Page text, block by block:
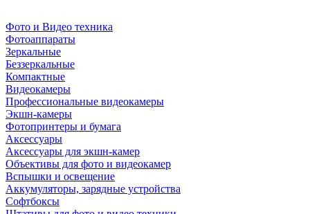
Фото и Видео техника
Фотоаппараты
Зеркальные
Беззеркальные
Компактные
Видеокамеры
Профессиональные видеокамеры
Экшн-камеры
Фотопринтеры и бумага
Аксессуары
Аксессуары для экшн-камер
Объективы для фото и видеокамер
Вспышки и освещение
Аккумуляторы, зарядные устройства
Софтбоксы